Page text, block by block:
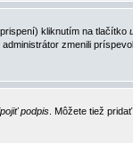
kliknutím na tlačítko
zmenili
podpis . Môžete tiež